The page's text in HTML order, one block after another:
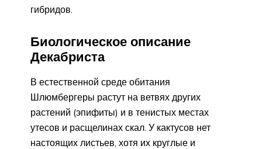
гибридов.
Биологическое описание
Декабриста
В естественной среде обитания
Шлюмбергеры растут на ветвях других
растений (эпифиты) и в тенистых местах
утесов и расщелинах скал. У кактусов нет
настоящих листьев, хотя их круглые и